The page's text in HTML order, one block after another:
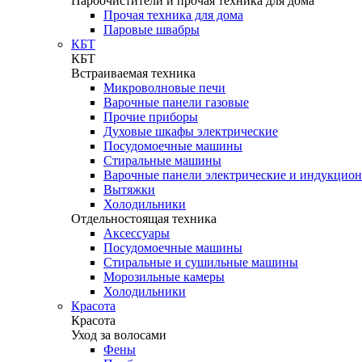
Прочая техника для дома
Паровые швабры
КБТ
КБТ
Встраиваемая техника
Микроволновые печи
Варочные панели газовые
Прочие приборы
Духовые шкафы электрические
Посудомоечные машины
Стиральные машины
Варочные панели электрические и
Вытяжки
Холодильники
Отдельностоящая техника
Аксессуары
Посудомоечные машины
Стиральные и сушильные машины
Морозильные камеры
Холодильники
Красота
Красота
Уход за волосами
Фены